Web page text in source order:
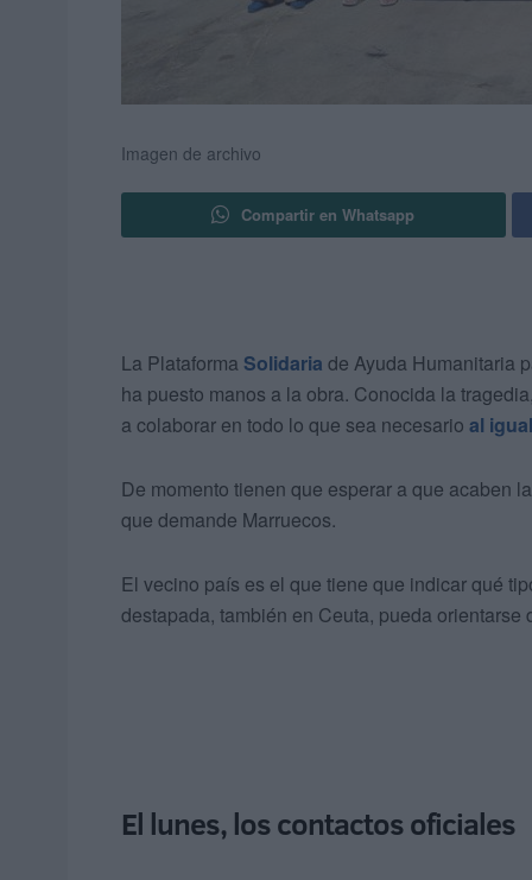
Imagen de archivo
Compartir en Whatsapp
La Plataforma Solidaria de Ayuda Humanitaria
ha puesto manos a la obra. Conocida la
a colaborar en todo lo que sea necesario al
De momento tienen que esperar a que acaben
que demande Marruecos.
El vecino país es el que tiene que indicar qué
destapada, también en Ceuta, pueda orientarse
El lunes, los contactos oficiales